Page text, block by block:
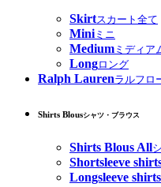
Skirtスカート全て
Miniミニ
Medium ミディア
Longロング
Ralph Laurenラルフロ
Shirts Blousシャツ・ブラウス
Shirts Blous All
Shortsleeve
Longsleeve shirts